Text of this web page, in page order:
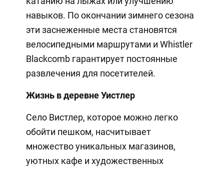
навыков. По окончании зимнего сезона
эти заснеженные места становятся
велосипедными маршрутами и Whistler
Blackcomb гарантирует постоянные
развлечения для посетителей.
Жизнь в деревне Уистлер
Село Вистлер, которое можно легко
обойти пешком, насчитывает
множество уникальных магазинов,
уютных кафе и художественных